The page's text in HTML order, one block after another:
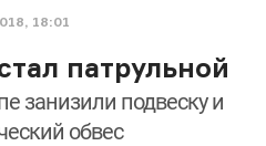
18:01
патрульной
занизили подвеску и
обвес